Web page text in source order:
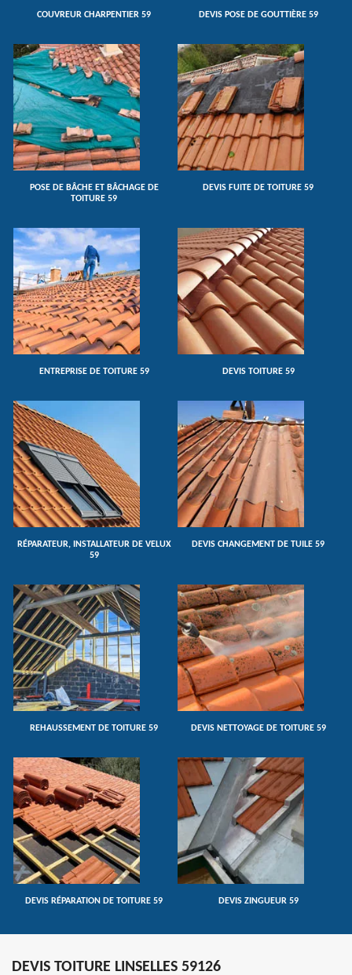
COUVREUR CHARPENTIER 59 DEVIS POSE DE GOUTTIÈRE 59
POSE DE BÂCHE ET BÂCHAGE DE
TOITURE 59
DEVIS FUITE DE TOITURE 59
ENTREPRISE DE TOITURE 59 DEVIS TOITURE 59
RÉPARATEUR, INSTALLATEUR DE VELUX
59
DEVIS CHANGEMENT DE TUILE 59
REHAUSSEMENT DE TOITURE 59 DEVIS NETTOYAGE DE TOITURE 59
DEVIS RÉPARATION DE TOITURE 59 DEVIS ZINGUEUR 59
DEVIS TOITURE LINSELLES 59126